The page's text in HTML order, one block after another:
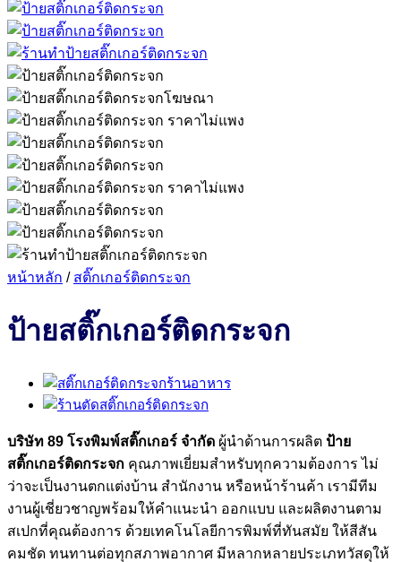
หน้าหลัก / สติ๊กเกอร์ติดกระจก
ป้ายสติ๊กเกอร์ติดกระจก
บริษัท 89 โรงพิมพ์สติ๊กเกอร์ จำกัด ผู้นำด้านการผลิต ป้าย
สติ๊กเกอร์ติดกระจก คุณภาพเยี่ยมสำหรับทุกความต้องการ ไม่
ว่าจะเป็นงานตกแต่งบ้าน สำนักงาน หรือหน้าร้านค้า เรามีทีม
งานผู้เชี่ยวชาญพร้อมให้คำแนะนำ ออกแบบ และผลิตงานตาม
สเปกที่คุณต้องการ ด้วยเทคโนโลยีการพิมพ์ที่ทันสมัย ให้สีสัน
คมชัด ทนทานต่อทุกสภาพอากาศ มีหลากหลายประเภทวัสดุให้